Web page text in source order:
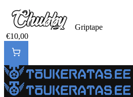
Griptape
€10,00